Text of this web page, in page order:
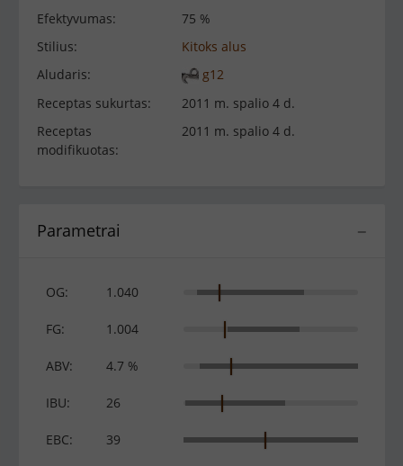
Efektyvumas:
75 %
Stilius:
Kitoks alus
Aludaris:
g12
Receptas sukurtas:
2011 m. spalio 4 d.
Receptas
modifikuotas:
2011 m. spalio 4 d.
−
Parametrai
OG: 1.040
FG: 1.004
ABV: 4.7 %
IBU: 26
EBC: 39